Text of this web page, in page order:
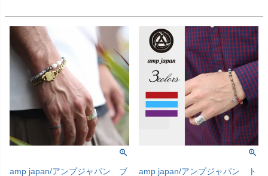
amp japan/アンプジャパン ブ
amp japan/アンプジャパン ト